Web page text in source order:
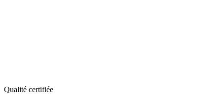
Qualité certifiée